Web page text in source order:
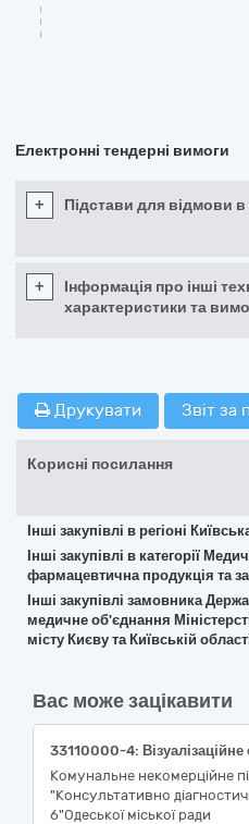
Електронні тендерні вимоги
+ Підстави для відмови в
+
Інформація про інші
характеристики та
Друкувати Звіт за
Корисні посилання
Інші закупівлі в регіоні
Інші закупівлі в категорії
фармацевтична продукція та
Інші закупівлі замовника
медичне об'єднання
місту Києву та Київській
Вас може зацікавити
Комунальне некомерційне
"Консультативно
6"Одеської міської ради